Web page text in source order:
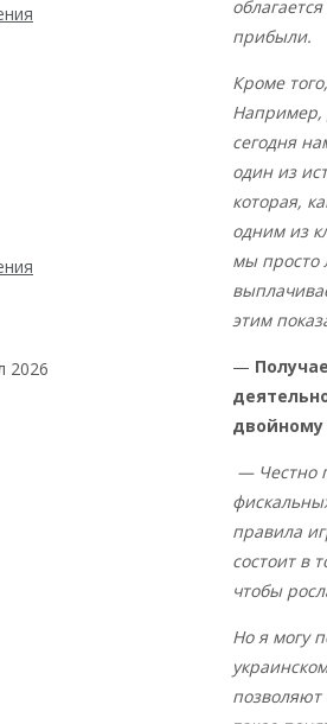
на
2026
прибыли.
Кроме
Например,
сегодня
один из
которая,
одним из
мы просто
этим
—
двойному
— Честно
правила
состоит в
чтобы
Но я могу
позволяют